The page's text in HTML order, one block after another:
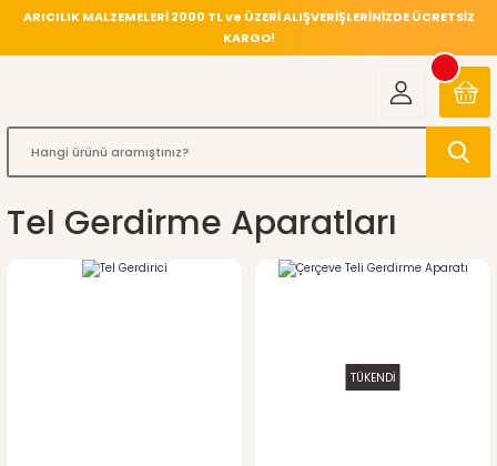
ARICILIK MALZEMELERİ 2000 TL ve ÜZERİ ALIŞVERİŞLERİNİZDE ÜCRETSİZ
KARGO!
Tel Gerdirme Aparatları
TÜKENDİ